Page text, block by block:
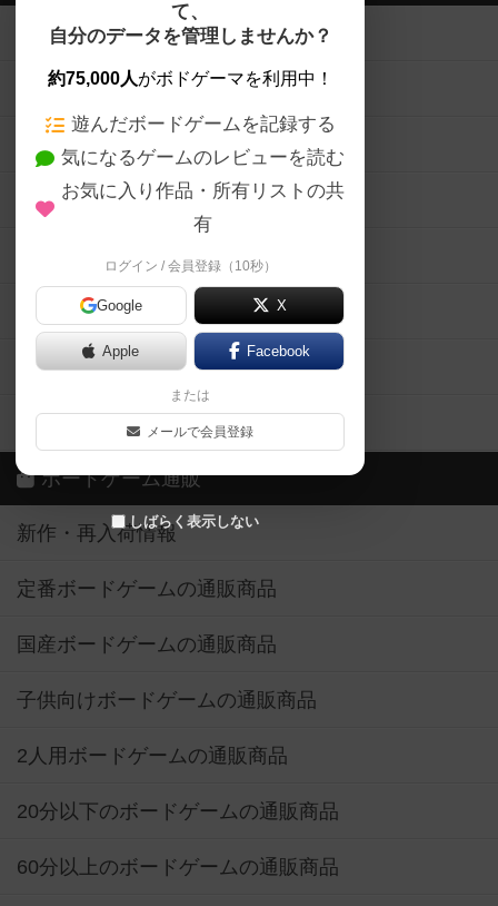
て、
自分のデータを管理しませんか？
約75,000人がボドゲーマを利用中！
遊んだボードゲームを記録する
気になるゲームのレビューを読む
お気に入り作品・所有リストの共
有
ログイン / 会員登録（10秒）
Google X
Apple Facebook
または
メールで会員登録
しばらく表示しない
ボードゲームを検索する
ボードゲームの新着レビュー
ボードゲーム会情報
メカニクス特集
掲示板・トピックス
ボドとも・会員一覧
ボードゲーム業界コラム
ボドゲーマご利用案内
ボードゲーム通販
新作・再入荷情報
定番ボードゲームの通販商品
国産ボードゲームの通販商品
子供向けボードゲームの通販商品
2人用ボードゲームの通販商品
20分以下のボードゲームの通販商品
60分以上のボードゲームの通販商品